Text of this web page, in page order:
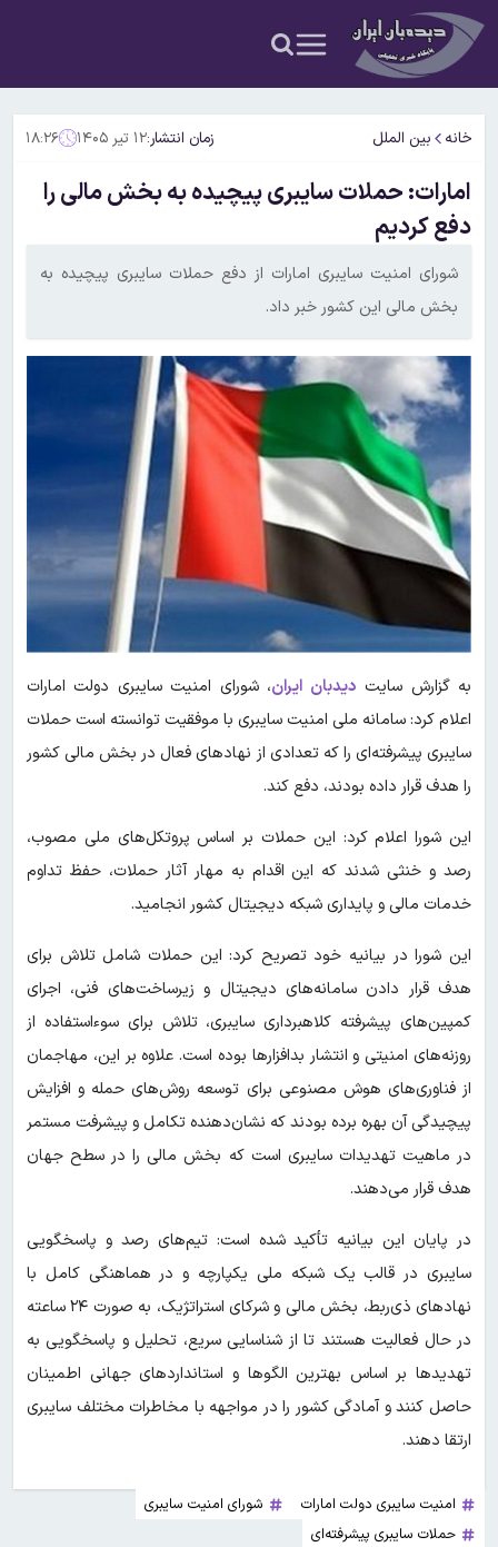
خانه بین الملل زمان انتشار:۱۲ تیر ۱۴۰۵ ۱۸:۲۶
امارات: حملات سایبری پیچیده به بخش مالی را
دفع کردیم
شورای امنیت سایبری امارات از دفع حملات سایبری پیچیده به
بخش مالی این کشور خبر داد.
به گزارش سایت دیدبان ایران، شورای امنیت سایبری دولت امارات
اعلام کرد: سامانه ملی امنیت سایبری با موفقیت توانسته است حملات
سایبری پیشرفته‌ای را که تعدادی از نهادهای فعال در بخش مالی کشور
را هدف قرار داده بودند، دفع کند.
این شورا اعلام کرد: این حملات بر اساس پروتکل‌های ملی مصوب،
رصد و خنثی شدند که این اقدام به مهار آثار حملات، حفظ تداوم
خدمات مالی و پایداری شبکه دیجیتال کشور انجامید.
این شورا در بیانیه خود تصریح کرد: این حملات شامل تلاش برای
هدف قرار دادن سامانه‌های دیجیتال و زیرساخت‌های فنی، اجرای
کمپین‌های پیشرفته کلاهبرداری سایبری، تلاش برای سوءاستفاده از
روزنه‌های امنیتی و انتشار بدافزارها بوده است. علاوه بر این، مهاجمان
از فناوری‌های هوش مصنوعی برای توسعه روش‌های حمله و افزایش
پیچیدگی آن بهره برده بودند که نشان‌دهنده تکامل و پیشرفت مستمر
در ماهیت تهدیدات سایبری است که بخش مالی را در سطح جهان
هدف قرار می‌دهند.
در پایان این بیانیه تأکید شده است: تیم‌های رصد و پاسخگویی
سایبری در قالب یک شبکه ملی یکپارچه و در هماهنگی کامل با
نهادهای ذی‌ربط، بخش مالی و شرکای استراتژیک، به صورت ۲۴ ساعته
در حال فعالیت هستند تا از شناسایی سریع، تحلیل و پاسخگویی به
تهدیدها بر اساس بهترین الگوها و استانداردهای جهانی اطمینان
حاصل کنند و آمادگی کشور را در مواجهه با مخاطرات مختلف سایبری
ارتقا دهند.
امنیت سایبری دولت امارات
شورای امنیت سایبری
حملات سایبری پیشرفته‌ای